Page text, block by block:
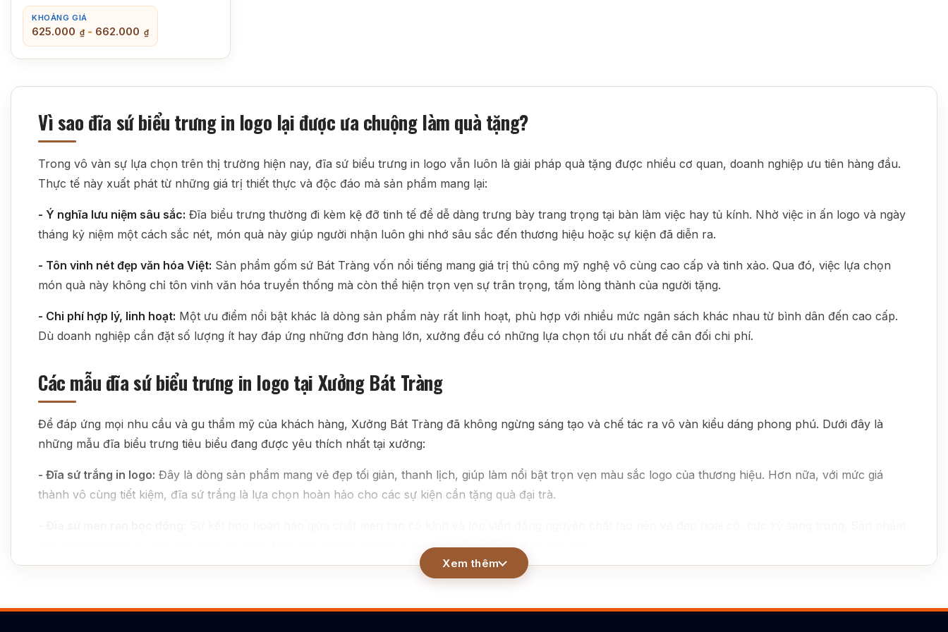
KHOẢNG GIÁ
625.000 ₫ - 662.000 ₫
Vì sao đĩa sứ biểu trưng in logo lại được ưa chuộng làm quà tặng?
Trong vô vàn sự lựa chọn trên thị trường hiện nay, đĩa sứ biểu trưng in logo vẫn luôn là giải pháp quà tặng được nhiều cơ quan, doanh nghiệp ưu tiên hàng đầu.
Thực tế này xuất phát từ những giá trị thiết thực và độc đáo mà sản phẩm mang lại:
- Ý nghĩa lưu niệm sâu sắc: Đĩa biểu trưng thường đi kèm kệ đỡ tinh tế để dễ dàng trưng bày trang trọng tại bàn làm việc hay tủ kính. Nhờ việc in ấn logo và ngày
tháng kỷ niệm một cách sắc nét, món quà này giúp người nhận luôn ghi nhớ sâu sắc đến thương hiệu hoặc sự kiện đã diễn ra.
- Tôn vinh nét đẹp văn hóa Việt: Sản phẩm gốm sứ Bát Tràng vốn nổi tiếng mang giá trị thủ công mỹ nghệ vô cùng cao cấp và tinh xảo. Qua đó, việc lựa chọn
món quà này không chỉ tôn vinh văn hóa truyền thống mà còn thể hiện trọn vẹn sự trân trọng, tấm lòng thành của người tặng.
- Chi phí hợp lý, linh hoạt: Một ưu điểm nổi bật khác là dòng sản phẩm này rất linh hoạt, phù hợp với nhiều mức ngân sách khác nhau từ bình dân đến cao cấp.
Dù doanh nghiệp cần đặt số lượng ít hay đáp ứng những đơn hàng lớn, xưởng đều có những lựa chọn tối ưu nhất để cân đối chi phí.
Các mẫu đĩa sứ biểu trưng in logo tại Xưởng Bát Tràng
Để đáp ứng mọi nhu cầu và gu thẩm mỹ của khách hàng, Xưởng Bát Tràng đã không ngừng sáng tạo và chế tác ra vô vàn kiểu dáng phong phú. Dưới đây là
những mẫu đĩa biểu trưng tiêu biểu đang được yêu thích nhất tại xưởng:
- Đĩa sứ trắng in logo: Đây là dòng sản phẩm mang vẻ đẹp tối giản, thanh lịch, giúp làm nổi bật trọn vẹn màu sắc logo của thương hiệu. Hơn nữa, với mức giá
thành vô cùng tiết kiệm, đĩa sứ trắng là lựa chọn hoàn hảo cho các sự kiện cần tặng quà đại trà.
này thường được ưu tiên lựa chọn để dành tặng cho những đối tác quan trọng hoặc lãnh đạo cấp cao.
Các nghệ nhân Bát Tràng đã khéo léo đưa những hình ảnh quen thuộc như hoa sen, phong cảnh làng quê, tùng cúc
Xem thêm